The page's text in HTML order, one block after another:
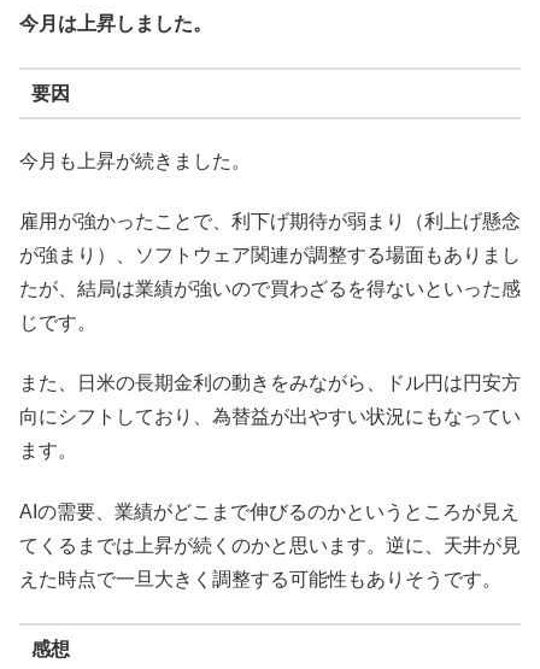
今月は上昇しました。
要因
今月も上昇が続きました。
雇用が強かったことで、利下げ期待が弱まり（利上げ懸念
が強まり）、ソフトウェア関連が調整する場面もありまし
たが、結局は業績が強いので買わざるを得ないといった感
じです。
また、日米の長期金利の動きをみながら、ドル円は円安方
向にシフトしており、為替益が出やすい状況にもなってい
ます。
AIの需要、業績がどこまで伸びるのかというところが見え
てくるまでは上昇が続くのかと思います。逆に、天井が見
えた時点で一旦大きく調整する可能性もありそうです。
感想